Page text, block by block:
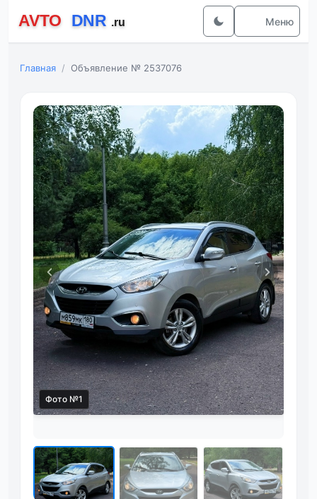
Меню
Главная Объявление № 2537076
Фото №1